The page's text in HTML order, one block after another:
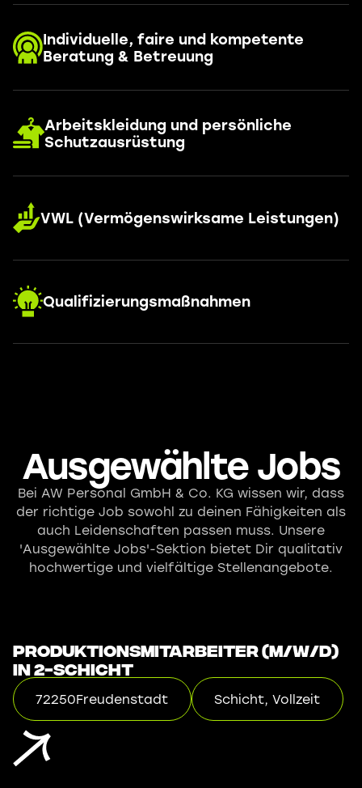
Individuelle, faire und kompetente
Beratung & Betreuung
Arbeitskleidung und persönliche
Schutzausrüstung
VWL (Vermögenswirksame Leistungen)
Qualifizierungsmaßnahmen
Ausgewählte Jobs
Bei AW Personal GmbH & Co. KG wissen wir, dass
der richtige Job sowohl zu deinen Fähigkeiten als
auch Leidenschaften passen muss. Unsere
'Ausgewählte Jobs'-Sektion bietet Dir qualitativ
hochwertige und vielfältige Stellenangebote.
Produktionsmitarbeiter (m/w/d)
in 2-Schicht
72250Freudenstadt Schicht, Vollzeit